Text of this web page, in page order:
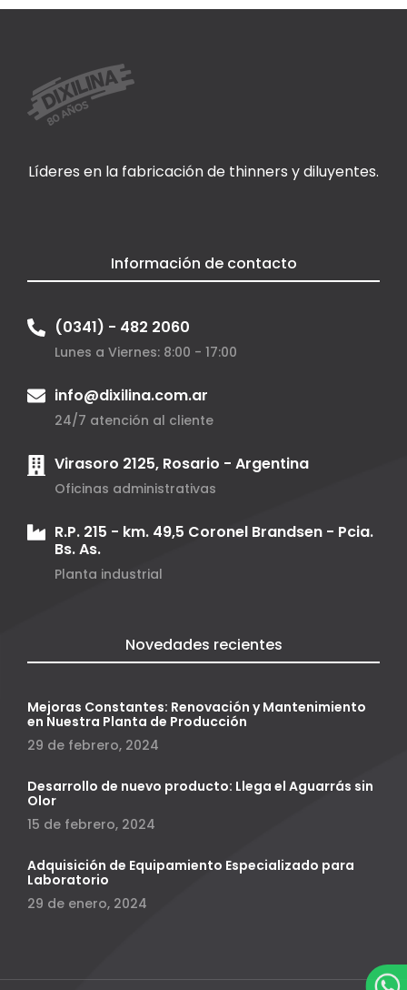
Líderes en la fabricación de thinners y diluyentes.
Información de contacto
(0341) - 482 2060
Lunes a Viernes: 8:00 - 17:00
info@dixilina.com.ar
24/7 atención al cliente
Virasoro 2125, Rosario - Argentina
Oficinas administrativas
R.P. 215 - km. 49,5 Coronel Brandsen - Pcia.
Bs. As.
Planta industrial
Novedades recientes
Mejoras Constantes: Renovación y Mantenimiento
en Nuestra Planta de Producción
29 de febrero, 2024
Desarrollo de nuevo producto: Llega el Aguarrás sin
Olor
15 de febrero, 2024
Adquisición de Equipamiento Especializado para
Laboratorio
29 de enero, 2024